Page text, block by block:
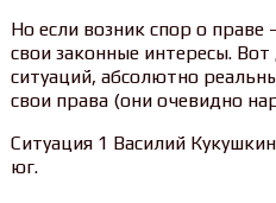
Но если возник спор о праве
свои законные интересы.
ситуаций, абсолютно
свои права (они очевидно
Ситуация 1 Василий
юг.